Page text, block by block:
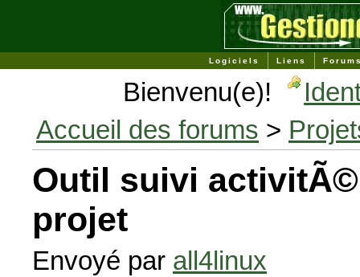
Logiciels Liens
Bienvenu(e)!
Accueil des forums >
Outil suivi
projet
Envoyé par all4linux